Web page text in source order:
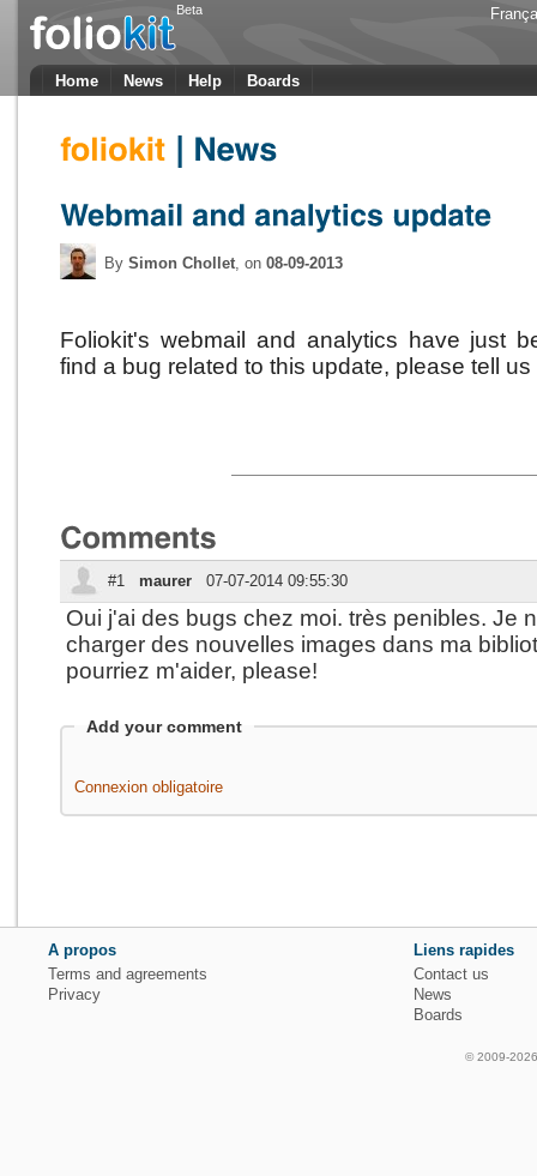
Beta
Home News Help Boards
By Simon Chollet, on 08-09-2013
Foliokit's webmail and analytics have just
find a bug related to this update, please tell
#1 maurer 07-07-2014 09:55:30
Oui j'ai des bugs chez moi. très penibles. Je
charger des nouvelles images dans ma
pourriez m'aider, please!
Add your comment
Connexion obligatoire
A propos
Terms and agreements
Privacy
Liens rapides
Contact us
News
Boards
© 2009-